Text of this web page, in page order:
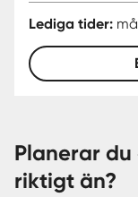
Lediga tider:
Planerar
riktigt än?